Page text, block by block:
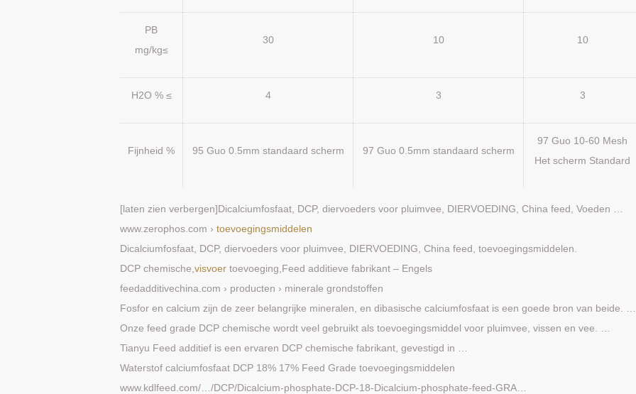
PB
mg/kg≤
30 10 10
H2O % ≤ 4 3 3
Fijnheid % 95 Guo 0.5mm standaard scherm 97 Guo 0.5mm standaard scherm
97 Guo 10-60 Mesh
Het scherm Standard
[laten zien verbergen]Dicalciumfosfaat, DCP, diervoeders voor pluimvee, DIERVOEDING, China feed, Voeden …
www.zerophos.com ›toevoegingsmiddelen
Dicalciumfosfaat, DCP, diervoeders voor pluimvee, DIERVOEDING, China feed, toevoegingsmiddelen.
DCP chemische,visvoer toevoeging,Feed additieve fabrikant – Engels
feedadditivechina.com › producten › minerale grondstoffen
Fosfor en calcium zijn de zeer belangrijke mineralen, en dibasische calciumfosfaat is een goede bron van beide. …
Onze feed grade DCP chemische wordt veel gebruikt als toevoegingsmiddel voor pluimvee, vissen en vee. …
Tianyu Feed additief is een ervaren DCP chemische fabrikant, gevestigd in …
Waterstof calciumfosfaat DCP 18% 17% Feed Grade toevoegingsmiddelen
www.kdlfeed.com/…/DCP/Dicalcium-phosphate-DCP-18-Dicalcium-phosphate-feed-GRA…